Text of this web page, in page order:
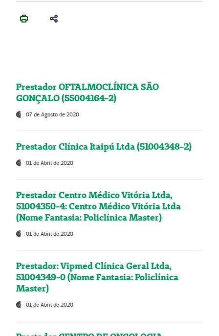
Prestador OFTALMOCLÍNICA SÃO
GONÇALO (55004164-2)
07 de Agosto de 2020
Prestador Clínica Itaipú Ltda (51004348-2)
01 de Abril de 2020
Prestador Centro Médico Vitória Ltda,
51004350-4: Centro Médico Vitória Ltda
(Nome Fantasia: Policlínica Master)
01 de Abril de 2020
Prestador: Vipmed Clínica Geral Ltda,
51004349-0 (Nome Fantasia: Policlínica
Master)
01 de Abril de 2020